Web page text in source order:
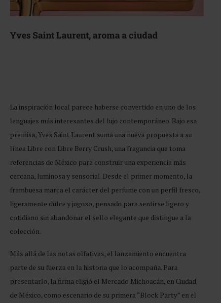
Yves Saint Laurent, aroma a ciudad
La inspiración local parece haberse convertido en uno de los
lenguajes más interesantes del lujo contemporáneo. Bajo esa
premisa, Yves Saint Laurent suma una nueva propuesta a su
línea Libre con Libre Berry Crush, una fragancia que toma
referencias de México para construir una experiencia más
cercana, luminosa y sensorial. Desde el primer momento, la
frambuesa marca el carácter del perfume con un perfil fresco,
ligeramente dulce y jugoso, pensado para sentirse ligero y
cotidiano sin abandonar el sello elegante que distingue a la
colección.
Más allá de las notas olfativas, el lanzamiento encuentra
parte de su fuerza en la historia que lo acompaña. Para
presentarlo, la firma eligió el Mercado Michoacán, en Ciudad
de México, como escenario de su primera “Block Party” en el